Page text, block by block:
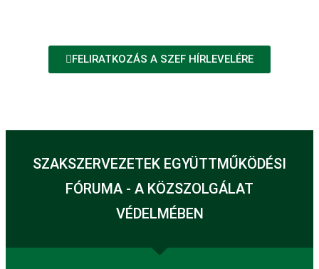
FELIRATKOZÁS A SZEF HÍRLEVELÉRE
SZAKSZERVEZETEK EGYÜTTMŰKÖDÉSI
FÓRUMA - A KÖZSZOLGÁLAT
VÉDELMÉBEN